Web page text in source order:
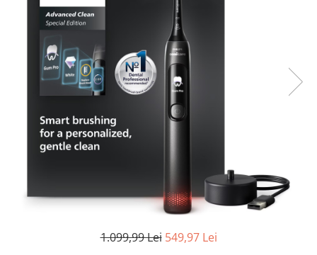
Pistoale de lipit
Termometre bucatarie
Tigai si Seturi
Unelte si aparate de masura
Veioze si Lampi
Vopsele si Pigmenti
Perii de par electrice
Uscatoare de par
1.099,99 Lei 549,97 Lei